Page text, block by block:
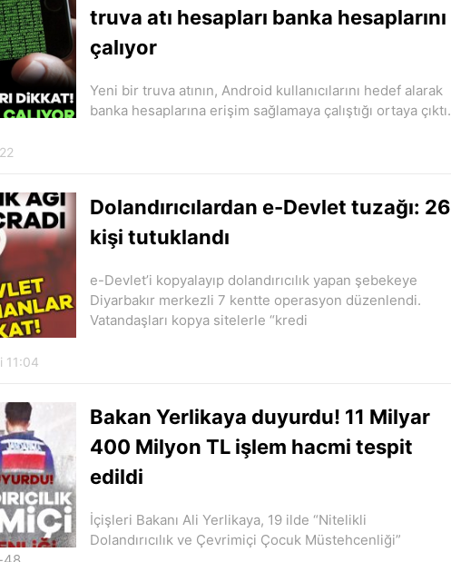
truva atı hesapları banka hesaplarını
çalıyor
Yeni bir truva atının, Android kullanıcılarını hedef alarak
banka hesaplarına erişim sağlamaya çalıştığı ortaya çıktı.
Dolandırıcılardan e-Devlet tuzağı: 26
kişi tutuklandı
e-Devlet’i kopyalayıp dolandırıcılık yapan şebekeye
Diyarbakır merkezli 7 kentte operasyon düzenlendi.
Vatandaşları kopya sitelerle “kredi
11:04
Bakan Yerlikaya duyurdu! 11 Milyar
400 Milyon TL işlem hacmi tespit
edildi
İçişleri Bakanı Ali Yerlikaya, 19 ilde “Nitelikli
Dolandırıcılık ve Çevrimiçi Çocuk Müstehcenliği”